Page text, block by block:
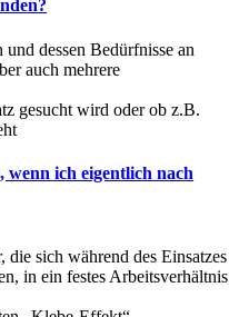
dessen Bedürf­nisse an
auch ­mehrere
gesucht wird oder ob z.B.
ich ­eigentlich nach
sich während des Einsatzes
in ein festes Arbeits­ver­hältnis